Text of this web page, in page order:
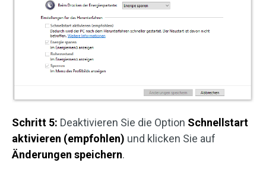
Schritt 5: Deaktivieren Sie die Option Schnellstart
aktivieren (empfohlen) und klicken Sie auf
Änderungen speichern.